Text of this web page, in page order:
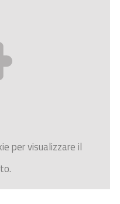
per visualizzare il